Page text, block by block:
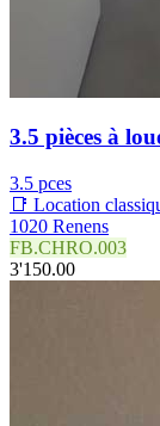
3.5 pièces à
3.5 pces
📑 Location
1020 Renens
FB.CHRO.003
3'150.00